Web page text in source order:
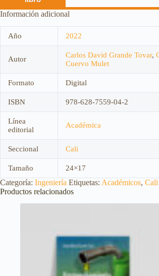
Información adicional
Año 2022
Autor Carlos David Grande Tovar,
Cuervo Mulet
Formato Digital
ISBN 978-628-7559-04-2
Línea
editorial
Académica
Seccional Cali
Tamaño 24×17
Categoría: Ingeniería Etiquetas: Académicos, Cali
Productos relacionados